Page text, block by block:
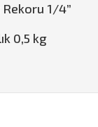
Rekoru 1/4”
0,5 kg